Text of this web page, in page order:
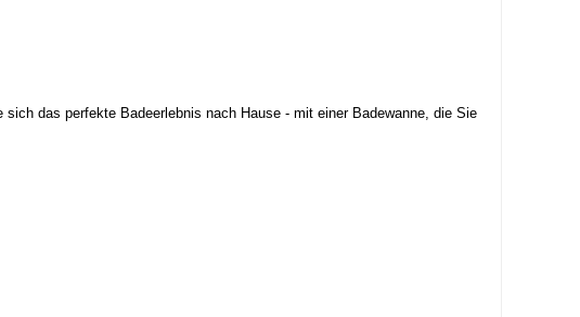
das perfekte Badeerlebnis nach Hause - mit einer Badewanne, die Sie